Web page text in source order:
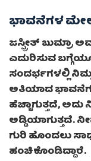
ಭಾವನೆಗಳ
ಜಸ್ಪ್ರೀತ್ ಬುಮ್ರಾ
ಎದುರಿಸುವ
ಸಂದರ್ಭಗಳಲ್ಲಿ
ಅತಿಯಾದ
ಹೆಚ್ಚಾಗುತ್ತದೆ, ಅದು
ಅಡ್ಡಿಯಾಗುತ್ತದೆ.
ಗುರಿ ಹೊಂದಲು
ಹಂಚಿಕೊಂಡಿದ್ದಾರೆ.